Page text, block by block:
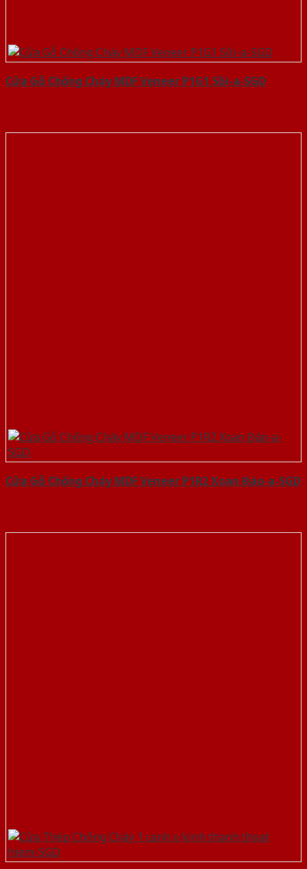
Cửa Gỗ Chống Cháy MDF Veneer P1G1 Sồi-a-SGD
Cửa Gỗ Chống Cháy MDF Veneer P1R2 Xoan Đào-a-SGD